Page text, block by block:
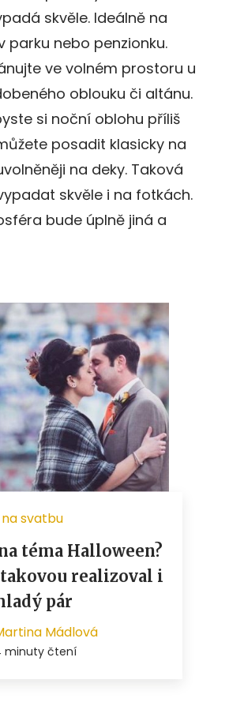
skvěle. Ideálně na
parku nebo penzionku.
ve volném prostoru u
oblouku či altánu.
si noční oblohu příliš
posadit klasicky na
na deky. Taková
skvěle i na fotkách.
bude úplně jiná a